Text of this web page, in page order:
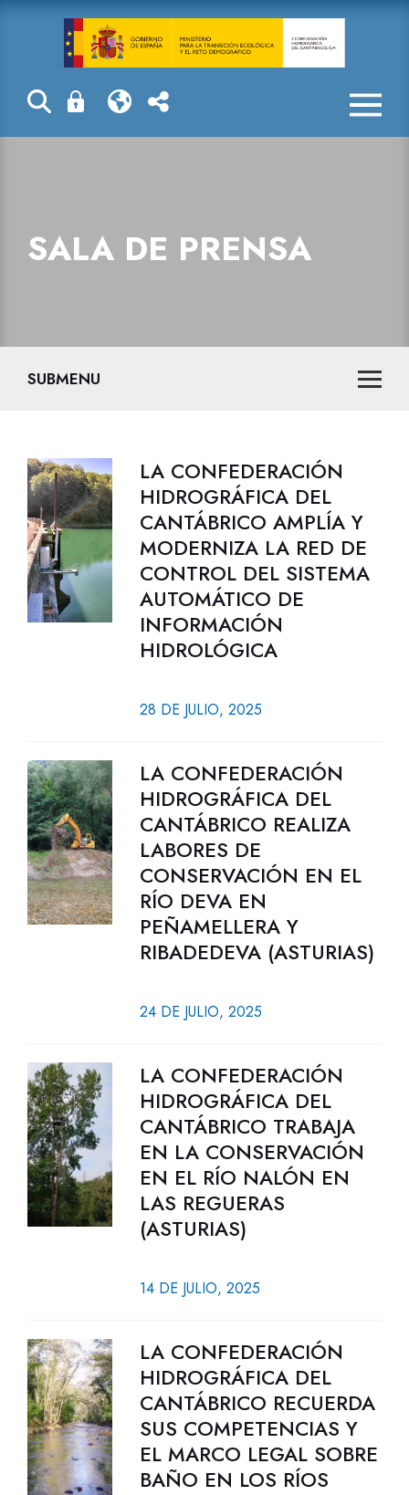
Sala de prensa
SALA DE PRENSA
SUBMENU
LA CONFEDERACIÓN
HIDROGRÁFICA DEL
CANTÁBRICO AMPLÍA Y
MODERNIZA LA RED DE
CONTROL DEL SISTEMA
AUTOMÁTICO DE
INFORMACIÓN
HIDROLÓGICA
28 DE JULIO, 2025
LA CONFEDERACIÓN
HIDROGRÁFICA DEL
CANTÁBRICO REALIZA
LABORES DE
CONSERVACIÓN EN EL
RÍO DEVA EN
PEÑAMELLERA Y
RIBADEDEVA (ASTURIAS)
24 DE JULIO, 2025
LA CONFEDERACIÓN
HIDROGRÁFICA DEL
CANTÁBRICO TRABAJA
EN LA CONSERVACIÓN
EN EL RÍO NALÓN EN
LAS REGUERAS
(ASTURIAS)
14 DE JULIO, 2025
LA CONFEDERACIÓN
HIDROGRÁFICA DEL
CANTÁBRICO RECUERDA
SUS COMPETENCIAS Y
EL MARCO LEGAL SOBRE
BAÑO EN LOS RÍOS